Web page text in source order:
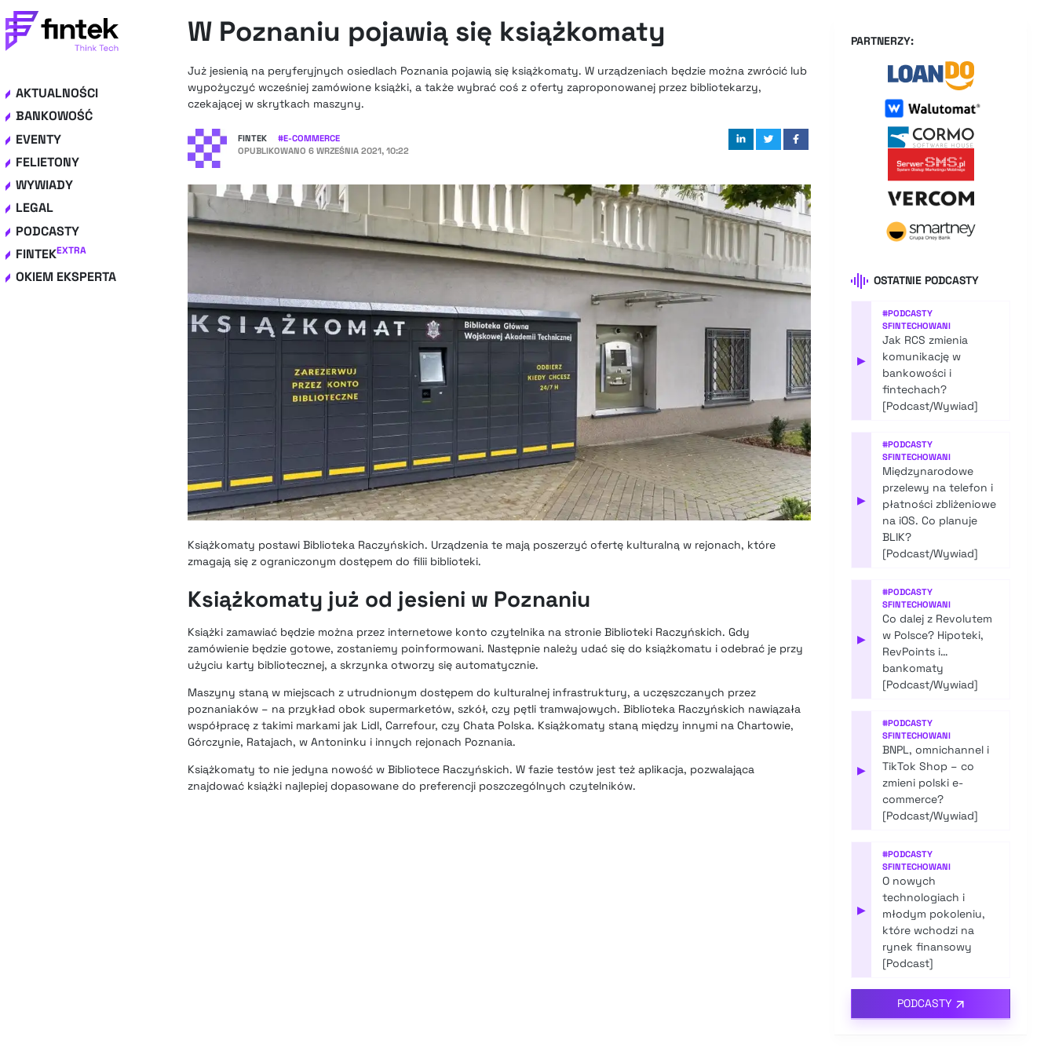
AKTUALNOŚCI
BANKOWOŚĆ
EVENTY
FELIETONY
WYWIADY
LEGAL
PODCASTY
FINTEKEXTRA
OKIEM EKSPERTA
W Poznaniu pojawią się książkomaty
Już jesienią na peryferyjnych osiedlach Poznania pojawią się książkomaty. W urządzeniach będzie można zwrócić lub
wypożyczyć wcześniej zamówione książki, a także wybrać coś z oferty zaproponowanej przez bibliotekarzy,
czekającej w skrytkach maszyny.
FINTEK #E-COMMERCE
OPUBLIKOWANO 6 WRZEŚNIA 2021, 10:22
Książkomaty postawi Biblioteka Raczyńskich. Urządzenia te mają poszerzyć ofertę kulturalną w rejonach, które
zmagają się z ograniczonym dostępem do filii biblioteki.
Książkomaty już od jesieni w Poznaniu
Książki zamawiać będzie można przez internetowe konto czytelnika na stronie Biblioteki Raczyńskich. Gdy
zamówienie będzie gotowe, zostaniemy poinformowani. Następnie należy udać się do książkomatu i odebrać je przy
użyciu karty bibliotecznej, a skrzynka otworzy się automatycznie.
Maszyny staną w miejscach z utrudnionym dostępem do kulturalnej infrastruktury, a uczęszczanych przez
poznaniaków – na przykład obok supermarketów, szkół, czy pętli tramwajowych. Biblioteka Raczyńskich nawiązała
współpracę z takimi markami jak Lidl, Carrefour, czy Chata Polska. Książkomaty staną między innymi na Chartowie,
Górczynie, Ratajach, w Antoninku i innych rejonach Poznania.
Książkomaty to nie jedyna nowość w Bibliotece Raczyńskich. W fazie testów jest też aplikacja, pozwalająca
znajdować książki najlepiej dopasowane do preferencji poszczególnych czytelników.
PARTNERZY:
OSTATNIE PODCASTY
▶
#PODCASTY
SFINTECHOWANI
Jak RCS zmienia
komunikację w
bankowości i
fintechach?
[Podcast/Wywiad]
▶
#PODCASTY
SFINTECHOWANI
Międzynarodowe
przelewy na telefon i
płatności zbliżeniowe
na iOS. Co planuje
BLIK?
[Podcast/Wywiad]
▶
#PODCASTY
SFINTECHOWANI
Co dalej z Revolutem
w Polsce? Hipoteki,
RevPoints i…
bankomaty
[Podcast/Wywiad]
▶
#PODCASTY
SFINTECHOWANI
BNPL, omnichannel i
TikTok Shop – co
zmieni polski e-
commerce?
[Podcast/Wywiad]
▶
#PODCASTY
SFINTECHOWANI
O nowych
technologiach i
młodym pokoleniu,
które wchodzi na
rynek finansowy
[Podcast]
PODCASTY